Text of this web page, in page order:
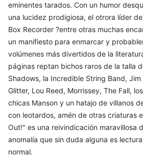
eminentes tarados. Con un humor
una lucidez prodigiosa, el otrora líder
Box Recorder ?entre otras muchas
un manifiesto para enmarcar y
volúmenes más divertidos de la
páginas reptan bichos raros de la talla
Shadows, la Incredible String Band,
Glitter, Lou Reed, Morrissey, The Fall,
chicas Manson y un hatajo de villanos
con leotardos, amén de otras criaturas
Out!" es una reivindicación maravillosa
anomalía que sin duda alguna es
normal.